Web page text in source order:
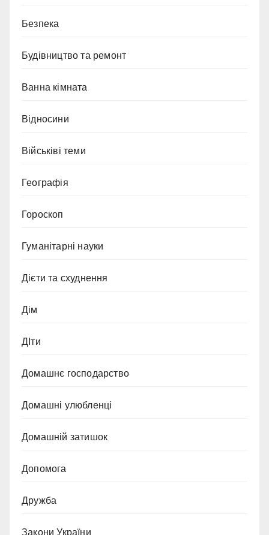
Безпека
Будівництво та ремонт
Ванна кімната
Відносини
Військіві теми
Географія
Гороскоп
Гуманітарні науки
Дієти та схуднення
Дім
ДІти
Домашнє господарство
Домашні улюбленці
Домашній затишок
Допомога
Дружба
Закони України